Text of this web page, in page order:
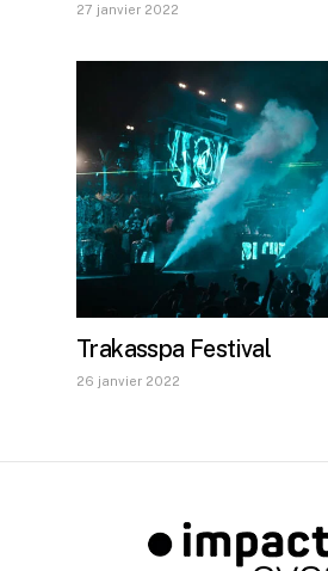
27 janvier 2022
Trakasspa Festival
26 janvier 2022